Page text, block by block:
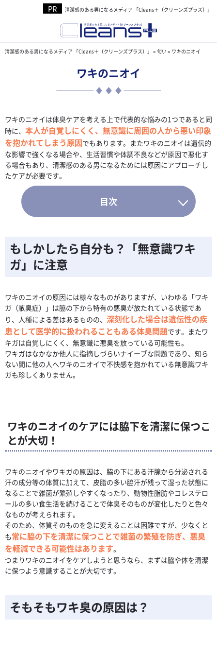
清潔感のある男になるメディア 「Cleans＋（クリーンズプラス）」
清潔感のある男になるメディア 「Cleans＋（クリーンズプラス）」 » 匂い » ワキのニオイ
ワキのニオイ
ワキのニオイは体臭ケアを考える上で代表的な悩みの1つであると同
時に、 本人が自覚しにくく、無意識に周囲の人から悪い印象
を抱かれてしまう原因でもあります。またワキのニオイは遺伝的
な影響で強くなる場合や、生活習慣や体調不良などが原因で悪化す
る場合もあり、清潔感のある男になるためには原因にアプローチし
たケアが必要です。
もしかしたら自分も？「無意識ワキ
ガ」に注意
ワキのニオイの原因には様々なものがありますが、いわゆる「ワキ
ガ（腋臭症）」は脇の下から特有の悪臭が放たれている状態であ
り、人種による差はあるものの、 深刻化した場合は遺伝性の疾
患として医学的に扱われることもある体臭問題です。またワ
キガは自覚しにくく、無意識に悪臭を放っている可能性も。
ワキガはなかなか他人に指摘しづらいナイーブな問題であり、知ら
ない間に他の人へワキのニオイで不快感を抱かれている無意識ワキ
ガも珍しくありません。
ワキのニオイのケアには脇下を清潔に保つこ
とが大切！
ワキのニオイやワキガの原因は、脇の下にある汗腺から分泌される
汗の成分等の体質に加えて、皮脂の多い脇汗が残って湿った状態に
なることで雑菌が繁殖しやすくなったり、動物性脂肪やコレステロ
ールの多い食生活を続けることで体臭そのものが変化したりと色々
なものが考えられます。
そのため、体質そのものを急に変えることは困難ですが、少なくと
も常に脇の下を清潔に保つことで雑菌の繁殖を防ぎ、悪臭
を軽減できる可能性はあります。
つまりワキのニオイをケアしようと思うなら、まずは脇や体を清潔
に保つよう意識することが大切です。
そもそもワキ臭の原因は？